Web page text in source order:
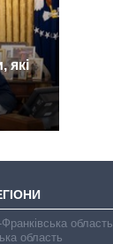
які
Франківська область
область